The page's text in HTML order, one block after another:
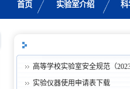
首页 实验室介绍
高等学校实验室安全规范（
实验仪器使用申请表下载